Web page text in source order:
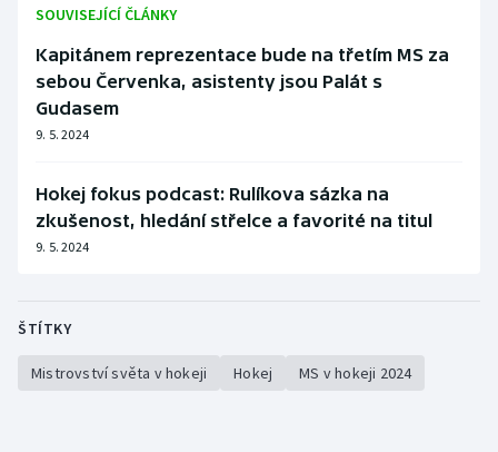
SOUVISEJÍCÍ ČLÁNKY
Kapitánem reprezentace bude na třetím MS za
sebou Červenka, asistenty jsou Palát s
Gudasem
9. 5. 2024
Hokej fokus podcast: Rulíkova sázka na
zkušenost, hledání střelce a favorité na titul
9. 5. 2024
ŠTÍTKY
Mistrovství světa v hokeji Hokej MS v hokeji 2024